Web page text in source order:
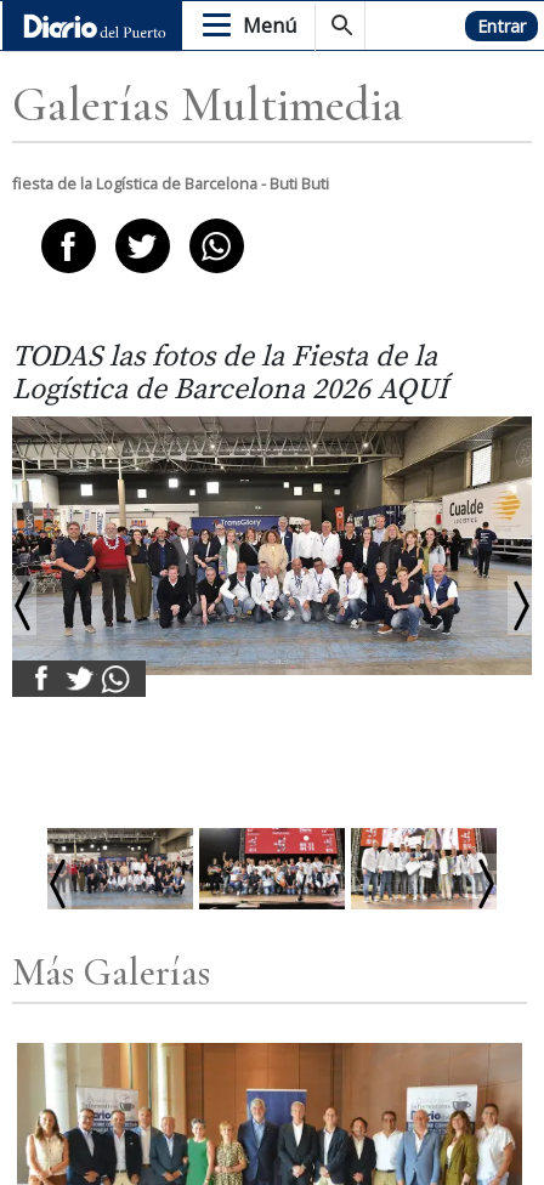
Menú Hemeroteca Entrar
Galerías Multimedia
fiesta de la Logística de Barcelona - Buti Buti
TODAS las fotos de la Fiesta de la
Logística de Barcelona 2026 AQUÍ
Más Galerías